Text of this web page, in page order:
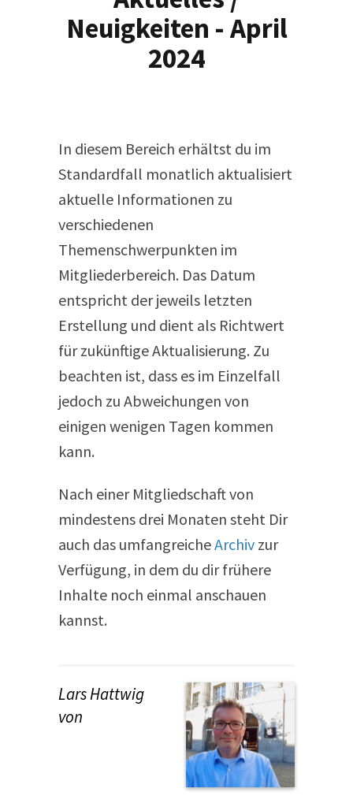
Neuigkeiten - April
2024
In diesem Bereich erhältst du im
Standardfall monatlich aktualisiert
aktuelle Informationen zu
verschiedenen
Themenschwerpunkten im
Mitgliederbereich. Das Datum
entspricht der jeweils letzten
Erstellung und dient als Richtwert
für zukünftige Aktualisierung. Zu
beachten ist, dass es im Einzelfall
jedoch zu Abweichungen von
einigen wenigen Tagen kommen
kann.
Nach einer Mitgliedschaft von
mindestens drei Monaten steht Dir
auch das umfangreicheArchiv zur
Verfügung, in dem du dir frühere
Inhalte noch einmal anschauen
kannst.
Lars Hattwig
von